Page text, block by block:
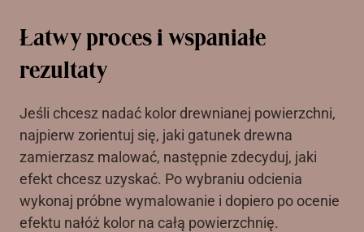
Łatwy proces i wspaniałe
rezultaty
Jeśli chcesz nadać kolor drewnianej powierzchni,
najpierw zorientuj się, jaki gatunek drewna
zamierzasz malować, następnie zdecyduj, jaki
efekt chcesz uzyskać. Po wybraniu odcienia
wykonaj próbne wymalowanie i dopiero po ocenie
efektu nałóż kolor na całą powierzchnię.